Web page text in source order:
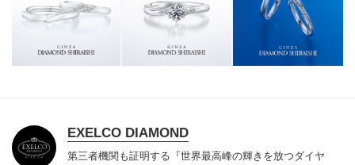
様にご満足いただけている、一生身に着けるための指輪
のクオリティや購入後のアフターサービスをぜひ一度店
頭でお確かめください。
EXELCO DIAMOND
第三者機関も証明する『世界最高峰の輝きを放つダイヤ